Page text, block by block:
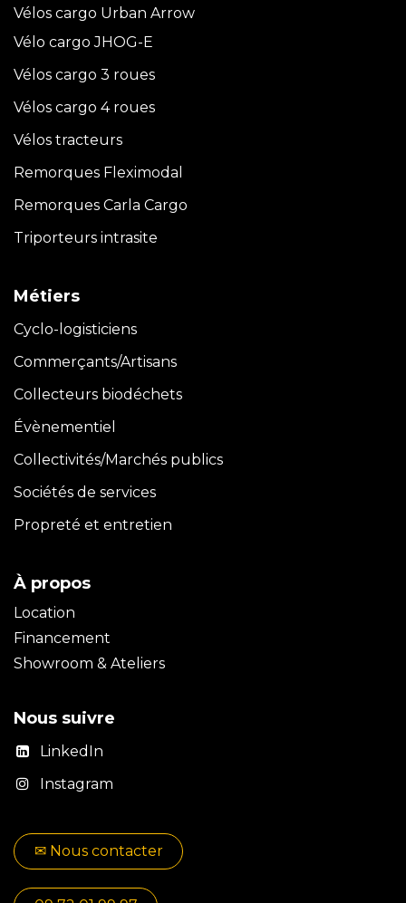
Vélos cargo Urban Arrow
Vélo cargo JHOG-E
Vélos cargo 3 roues
Vélos cargo 4 roues
Vélos tracteurs
Remorques Fleximodal
Remorques Carla Cargo
Triporteurs intrasite
Métiers
Cyclo-logisticiens
Commerçants/Artisans
Collecteurs biodéchets
Évènementiel
Collectivités/Marchés publics
Sociétés de services
Propreté et entretien
À propos
Location
Financement
Showroom & Ateliers
Nous suivre
LinkedIn
Instagram
✉​​ No​​​​us contacter